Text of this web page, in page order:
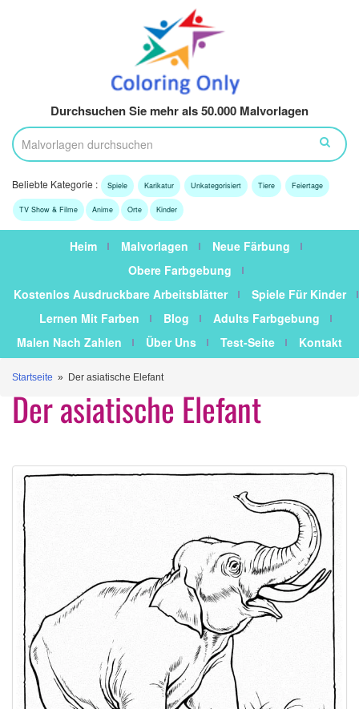
Durchsuchen Sie mehr als 50.000 Malvorlagen
Beliebte Kategorie : Spiele Karikatur Unkategorisiert Tiere Feiertage
TV Show & Filme Anime Orte Kinder
Heim Malvorlagen
Neue Färbung
Obere Farbgebung
Kostenlos Ausdruckbare Arbeitsblätter
Spiele Für Kinder
Lernen Mit Farben
Blog
Adults Farbgebung
Malen Nach Zahlen
Über Uns Test-Seite Kontakt
Startseite » Der asiatische Elefant
Der asiatische Elefant